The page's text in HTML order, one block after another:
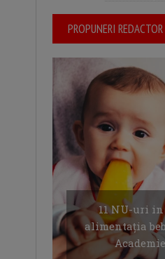
PROPUNERI
11 NU-uri
alimentația